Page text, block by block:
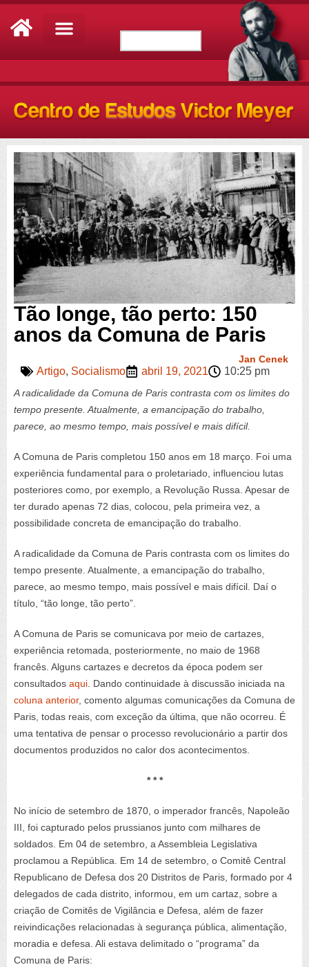
Tão longe, tão perto: 150
anos da Comuna de Paris
Jan Cenek
Artigo, Socialismo abril 19, 2021 10:25 pm
A radicalidade da Comuna de Paris contrasta com os limites do
tempo presente. Atualmente, a emancipação do trabalho,
parece, ao mesmo tempo, mais possível e mais difícil.
A Comuna de Paris completou 150 anos em 18 março. Foi uma
experiência fundamental para o proletariado, influenciou lutas
posteriores como, por exemplo, a Revolução Russa. Apesar de
ter durado apenas 72 dias, colocou, pela primeira vez, a
possibilidade concreta de emancipação do trabalho.
A radicalidade da Comuna de Paris contrasta com os limites do
tempo presente. Atualmente, a emancipação do trabalho,
parece, ao mesmo tempo, mais possível e mais difícil. Daí o
título, “tão longe, tão perto”.
A Comuna de Paris se comunicava por meio de cartazes,
experiência retomada, posteriormente, no maio de 1968
francês. Alguns cartazes e decretos da época podem ser
consultados aqui. Dando continuidade à discussão iniciada na
coluna anterior, comento algumas comunicações da Comuna de
Paris, todas reais, com exceção da última, que não ocorreu. É
uma tentativa de pensar o processo revolucionário a partir dos
documentos produzidos no calor dos acontecimentos.
* * *
No início de setembro de 1870, o imperador francês, Napoleão
III, foi capturado pelos prussianos junto com milhares de
soldados. Em 04 de setembro, a Assembleia Legislativa
proclamou a República. Em 14 de setembro, o Comitê Central
Republicano de Defesa dos 20 Distritos de Paris, formado por 4
delegados de cada distrito, informou, em um cartaz, sobre a
criação de Comitês de Vigilância e Defesa, além de fazer
reivindicações relacionadas à segurança pública, alimentação,
moradia e defesa. Ali estava delimitado o “programa” da
Comuna de Paris: